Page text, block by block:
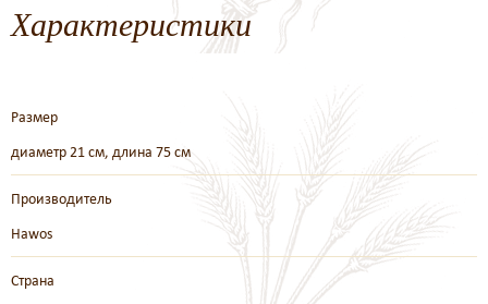
Характеристики
Размер
диаметр 21 см, длина 75 см
Производитель
Hawos
Страна